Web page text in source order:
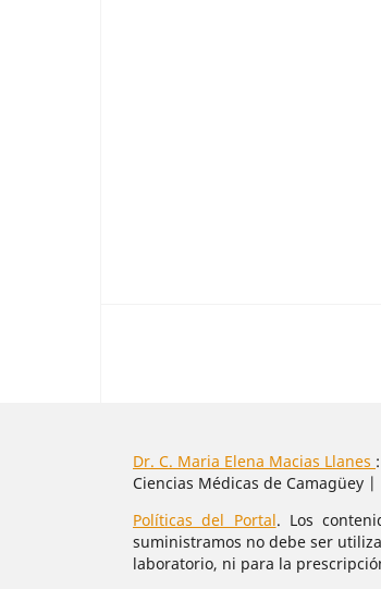
Dr. C. Maria Elena Macias Llanes :
Ciencias Médicas de Camagüey
Políticas del Portal. Los
suministramos no debe ser
laboratorio, ni para la